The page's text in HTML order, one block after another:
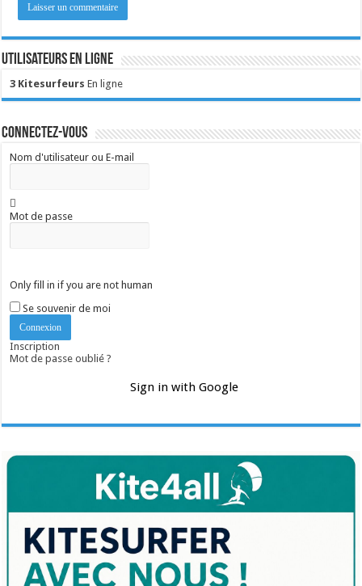
Utilisateurs en ligne
3 Kitesurfeurs En ligne
Connectez-vous
Nom d'utilisateur ou E-mail
Mot de passe
Only fill in if you are not human
Se souvenir de moi
Inscription
Mot de passe oublié ?
Sign in with Google